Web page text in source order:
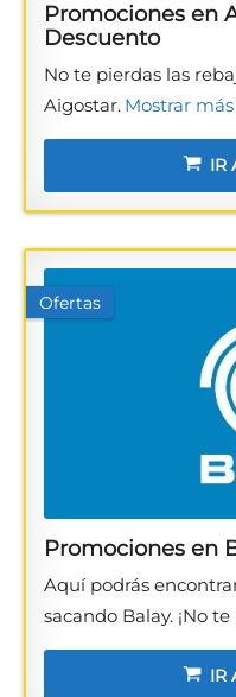
Promociones en
Descuento
No te pierdas las
Aigostar. Mostrar más
IR
Ofertas
Promociones en
Aquí podrás
sacando Balay. ¡No
IR